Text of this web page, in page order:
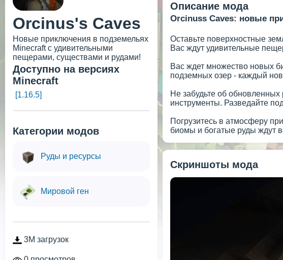
Orcinus's Caves
Новые приключения в подземельях
Minecraft с удивительными
пещерами, существами и рудами!
Доступно на версиях
Minecraft
[1.16.5]
Категории модов
Руды и ресурсы
Мировой ген
3M загрузок
Описание мода
Orcinuss Caves: новые
Оставьте поверхностные
Вас ждут удивительные
Вас ждет множество новых
подземных озер - каждый
Не забудьте об
инструменты. Разведайте
Погрузитесь в атмосферу
биомы и богатые руды ждут
Скриншоты мода